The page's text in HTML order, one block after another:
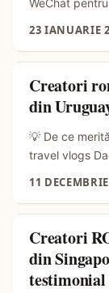
WeChat
canalul #1 în
promoții. Nu
(mini-
companii
internaționale
promoțiile
canale locale
23 IANUARIE
Creatori
din
💡 De ce
travel vlogs
potrivește
podcasturi
audiențe noi.
crească
influencer
11
Creatori
din
testimonial